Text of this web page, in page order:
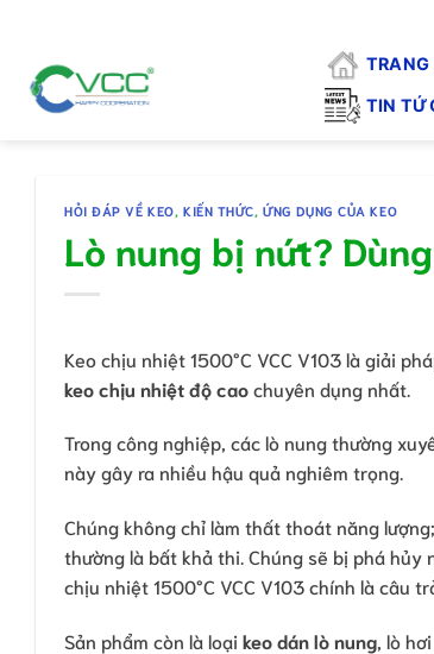
dung
TRANG
TIN
HỎI ĐÁP VỀ KEO, KIẾN THỨC,ỨNG DỤNG CỦA KEO
Lò nung bị nứt?
Keo chịu nhiệt 1500°C VCC V103 là giải
keo chịu nhiệt độ caochuyên dụng nhất.
Trong công nghiệp, các lò nung thường
này gây ra nhiều hậu quả nghiêm trọng.
Chúng không chỉ làm thất thoát năng
thường là bất khả thi. Chúng sẽ bị phá hủy
chịu nhiệt 1500°C VCC V103 chính là câu
Sản phẩm còn là loại keo dán lò nung , lò